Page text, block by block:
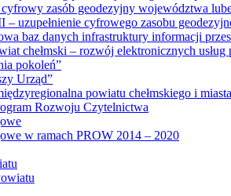
cyfrowy zasób geodezyjny województwa
– uzupełnienie cyfrowego zasobu
baz danych infrastruktury informacji
chełmski – rozwój elektronicznych
pokoleń”
Urząd”
powiatu chełmskiego i
Rozwoju Czytelnictwa
w ramach PROW 2014 – 2020